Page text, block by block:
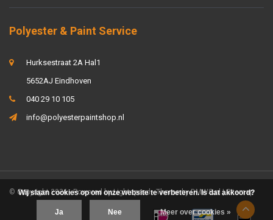
Polyester & Paint Service
Hurksestraat 2A Hal1
5652AJ Eindhoven
040 29 10 105
info@polyesterpaintshop.nl
© Copyright 2026 - Powered byLightspeed- Theme byDMWS.nl |Sitemap
Wij slaan cookies op om onze website te verbeteren. Is dat akkoord?
Ja Nee Meer over cookies »